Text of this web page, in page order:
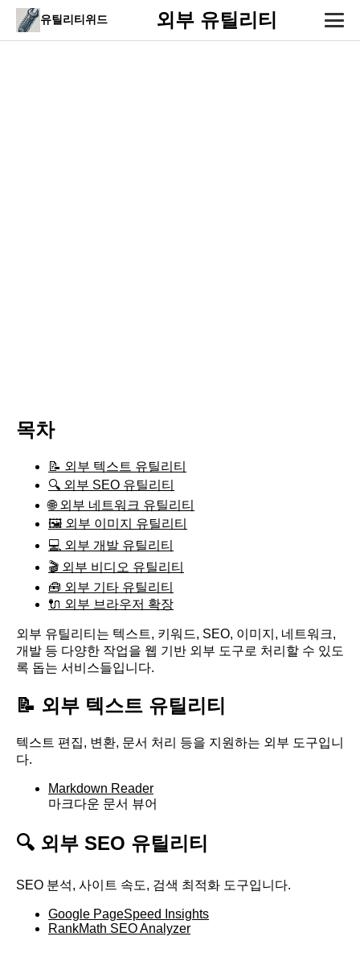
유틸리티위드 외부 유틸리티
목차
📝 외부 텍스트 유틸리티
🔍 외부 SEO 유틸리티
🌐 외부 네트워크 유틸리티
🖼️ 외부 이미지 유틸리티
💻 외부 개발 유틸리티
🎬 외부 비디오 유틸리티
🧰 외부 기타 유틸리티
🔌 외부 브라우저 확장
외부 유틸리티는 텍스트, 키워드, SEO, 이미지, 네트워크,
개발 등 다양한 작업을 웹 기반 외부 도구로 처리할 수 있도
록 돕는 서비스들입니다.
📝 외부 텍스트 유틸리티
텍스트 편집, 변환, 문서 처리 등을 지원하는 외부 도구입니
다.
Markdown Reader
마크다운 문서 뷰어
🔍 외부 SEO 유틸리티
SEO 분석, 사이트 속도, 검색 최적화 도구입니다.
Google PageSpeed Insights
RankMath SEO Analyzer